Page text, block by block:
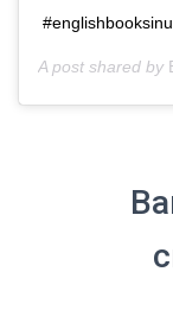
A post shared by